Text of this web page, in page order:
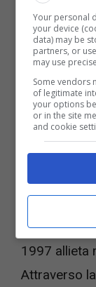
Paramount+ –
Il tempo
capolavori
sitcom di
1997 allieta
Attraverso
Your personal
your device
data) may be
partners, or
may use
Some vendors
of legitimate
your options
or in the site
and cookie